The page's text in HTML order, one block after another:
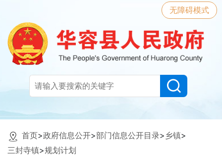
无障碍模式
首页>政府信息公开>部门信息公开目录> 乡镇>
三封寺镇>规划计划